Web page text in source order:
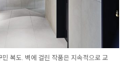
복도. 벽에 걸린 작품은 지속적으로 교